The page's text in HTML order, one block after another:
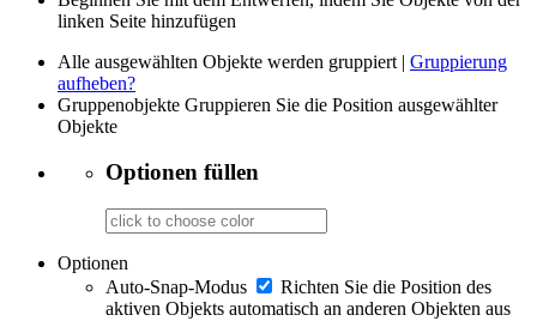
linken Seite hinzufügen
Alle ausgewählten Objekte werden gruppiert | Gruppierung
aufheben?
Gruppenobjekte Gruppieren Sie die Position ausgewählter
Objekte
Optionen füllen
Optionen
Auto-Snap-Modus
Richten Sie die Position des
aktiven Objekts automatisch an anderen Objekten aus